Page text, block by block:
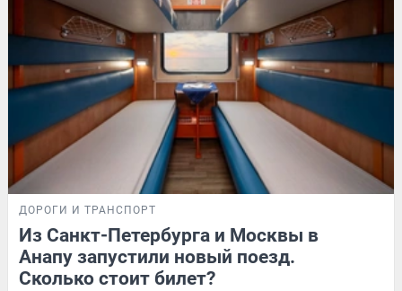
ДОРОГИ И ТРАНСПОРТ
Из Санкт-Петербурга и Москвы в
Анапу запустили новый поезд.
Сколько стоит билет?